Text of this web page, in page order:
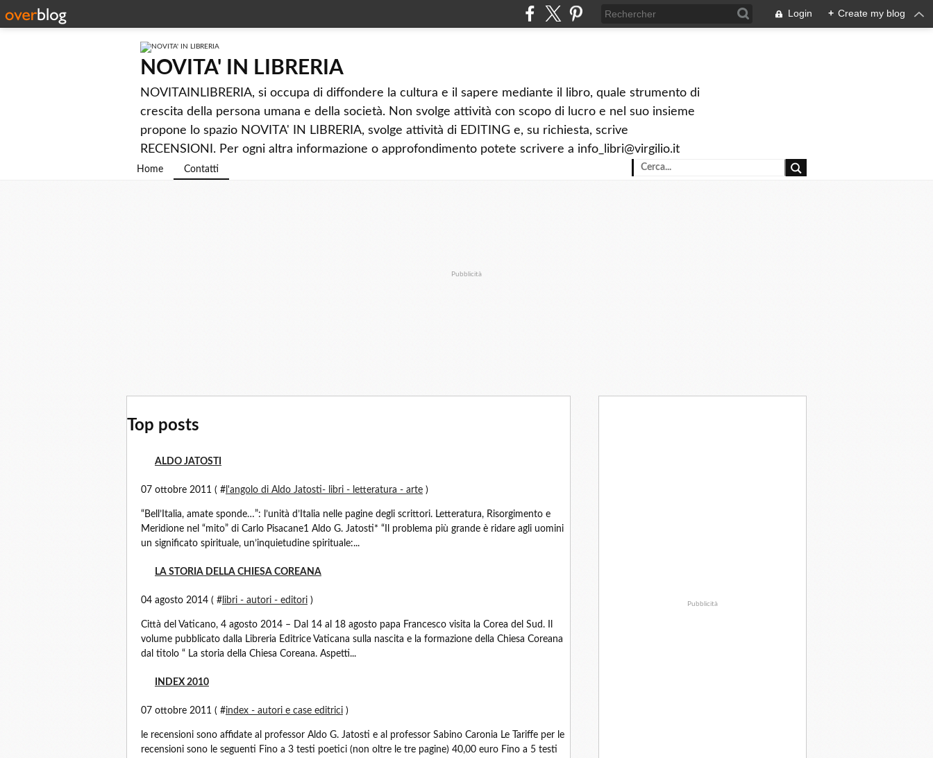
Login + Create my blog
NOVITA' IN LIBRERIA
NOVITAINLIBRERIA, si occupa di diffondere la cultura e il sapere mediante il libro, quale strumento di
crescita della persona umana e della società. Non svolge attività con scopo di lucro e nel suo insieme
propone lo spazio NOVITA' IN LIBRERIA, svolge attività di EDITING e, su richiesta, scrive
RECENSIONI. Per ogni altra informazione o approfondimento potete scrivere a info_libri@virgilio.it
Home Contatti
Pubblicità
Top posts
ALDO JATOSTI
07 ottobre 2011 ( # l'angolo di Aldo Jatosti- libri - letteratura - arte )
“Bell’Italia, amate sponde…”: l’unità d’Italia nelle pagine degli scrittori. Letteratura, Risorgimento e
Meridione nel “mito” di Carlo Pisacane1 Aldo G. Jatosti* “Il problema più grande è ridare agli uomini
un significato spirituale, un’inquietudine spirituale:...
LA STORIA DELLA CHIESA COREANA
04 agosto 2014 ( # libri - autori - editori )
Città del Vaticano, 4 agosto 2014 – Dal 14 al 18 agosto papa Francesco visita la Corea del Sud. Il
volume pubblicato dalla Libreria Editrice Vaticana sulla nascita e la formazione della Chiesa Coreana
dal titolo “ La storia della Chiesa Coreana. Aspetti...
INDEX 2010
07 ottobre 2011 ( #index - autori e case editrici )
le recensioni sono affidate al professor Aldo G. Jatosti e al professor Sabino Caronia Le Tariffe per le
recensioni sono le seguenti Fino a 3 testi poetici (non oltre le tre pagine) 40,00 euro Fino a 5 testi
Pubblicità